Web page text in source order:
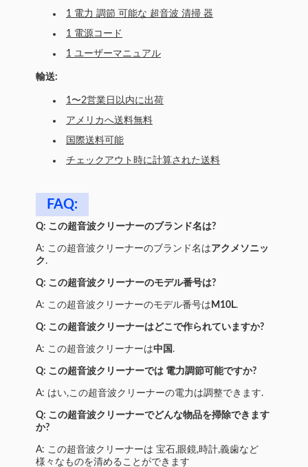
1 電力 調節 可能な 超音波 清掃 器
1 電源コード
1 ユーザーマニュアル
輸送:
1〜2営業日以内に出荷
アメリカへ送料無料
国際送料可能
チェックアウト時に計算された送料
FAQ:
Q: この超音波クリーナーのブランド名は?
A: この超音波クリーナーのブランド名はアクメソニッ
ク .
Q: この超音波クリーナーのモデル番号は?
A: この超音波クリーナーのモデル番号は M10L.
Q: この超音波クリーナーはどこで作られていますか?
A: この超音波クリーナーは中国 .
Q: この超音波クリーナーでは 電力調節可能ですか?
A: はい,この超音波クリーナーの電力は調整できます.
Q: この超音波クリーナーでどんな物品を掃除できます
か?
A: この超音波クリーナーは 宝石,眼鏡,時計,義歯など
様々なものを清めることができます